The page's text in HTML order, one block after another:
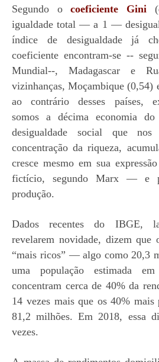
Segundo ocoeficiente Gini
igualdade total — a 1 —
índice de desigualdade já
coeficiente encontram-se --
Mundial--, Madagascar e
vizinhanças, Moçambique (0,54)
ao contrário desses países,
somos a décima economia
desigualdade social que
concentração da riqueza,
cresce mesmo em sua
fictício, segundo Marx — e
produção.
Dados recentes do IBGE,
revelarem novidade, dizem que
“mais ricos” — algo como 20,3
uma população estimada
concentram cerca de 40% da
14 vezes mais que os 40% mais
81,2 milhões. Em 2018, essa
vezes.